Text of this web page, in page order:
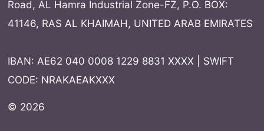
Road, AL Hamra Industrial Zone-FZ, P.O. BOX:
41146, RAS AL KHAIMAH, UNITED ARAB EMIRATES
IBAN: AE62 040 0008 1229 8831 XXXX | SWIFT
CODE: NRAKAEAKXXX
© 2026